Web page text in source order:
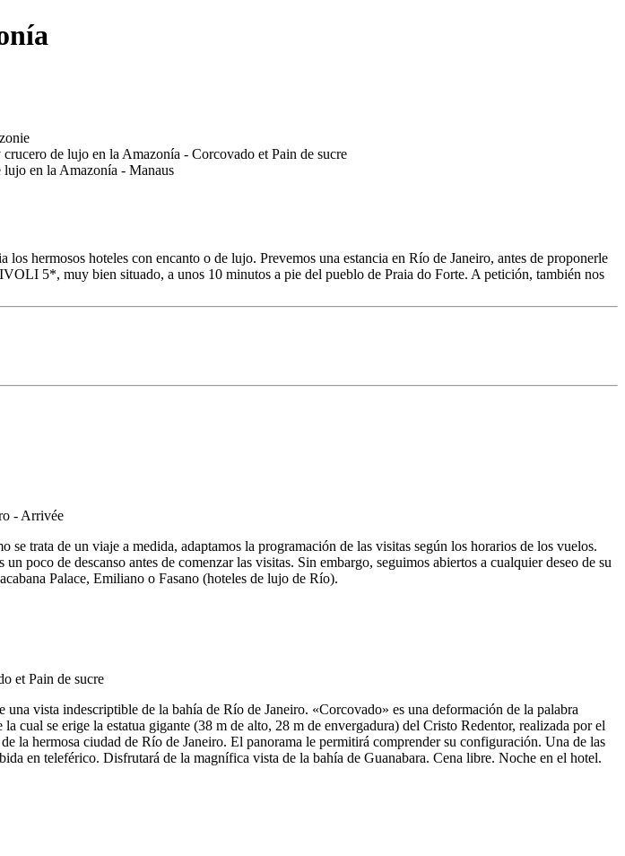
hermosos hoteles con encanto o de lujo. Prevemos una estancia en Río de Janeiro, antes de proponerle
5*, muy bien situado, a unos 10 minutos a pie del pueblo de Praia do Forte. A petición, también nos
trata de un viaje a medida, adaptamos la programación de las visitas según los horarios de los vuelos.
poco de descanso antes de comenzar las visitas. Sin embargo, seguimos abiertos a cualquier deseo de su
Palace, Emiliano o Fasano (hoteles de lujo de Río).
vista indescriptible de la bahía de Río de Janeiro. «Corcovado» es una deformación de la palabra
cual se erige la estatua gigante (38 m de alto, 28 m de envergadura) del Cristo Redentor, realizada por el
la hermosa ciudad de Río de Janeiro. El panorama le permitirá comprender su configuración. Una de las
en teleférico. Disfrutará de la magnífica vista de la bahía de Guanabara. Cena libre. Noche en el hotel.